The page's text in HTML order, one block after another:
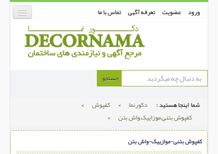
ورود عضویت تعرفه آگهی تماس با ما
دکورنما
دیوارپوش
دکوراسیون داخلی
درب و پنجره
جستجو
شما اینجا هستید : دکورنما > کفپوش
>
کفپوش بتنی,موزاییک,واش بتن
>
کفپوش بتنی-موازییک-واش بتن